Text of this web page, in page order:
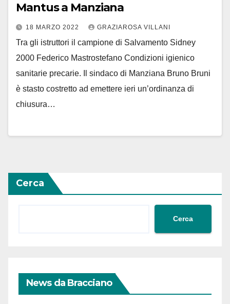
Mantus a Manziana
18 MARZO 2022 GRAZIAROSA VILLANI
Tra gli istruttori il campione di Salvamento Sidney
2000 Federico Mastrostefano Condizioni igienico
sanitarie precarie. Il sindaco di Manziana Bruno Bruni
è stasto costretto ad emettere ieri un’ordinanza di
chiusura…
Cerca
Cerca
News da Bracciano